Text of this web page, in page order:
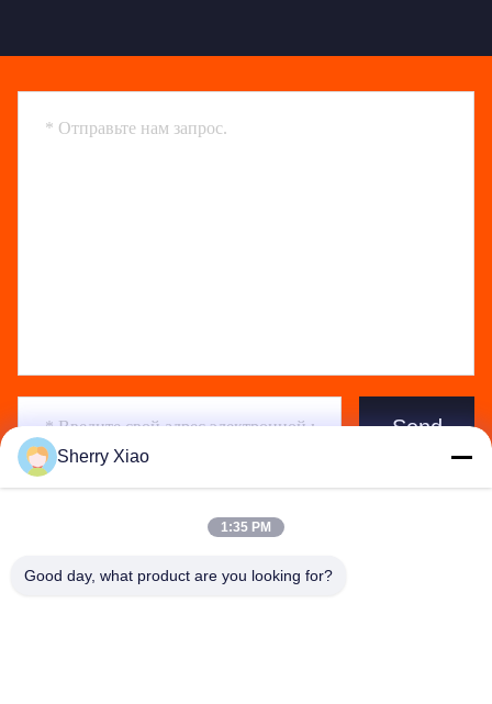
Send
Sherry Xiao
1:35 PM
Good day, what product are you looking for?